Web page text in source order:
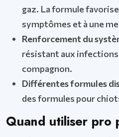
gaz. La formule
symptômes et à une
Renforcement du
résistant aux
compagnon.
Différentes formules
des formules pour
Quand utiliser pro